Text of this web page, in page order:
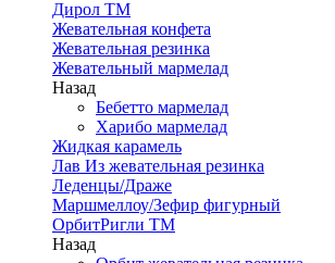
Дирол ТМ
Жевательная конфета
Жевательная резинка
Жевательный мармелад
Назад
Бебетто мармелад
Харибо мармелад
Жидкая карамель
Лав Из жевательная резинка
Леденцы/Драже
Маршмеллоу/Зефир фигурный
ОрбитРигли ТМ
Назад